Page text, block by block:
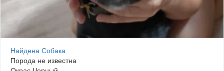
Найдена Собака
Порода не известна